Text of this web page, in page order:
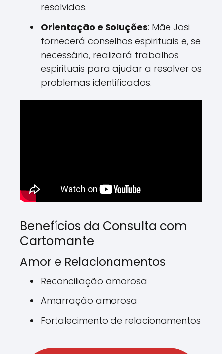
resolvidos.
Orientação e Soluções: Mãe Josi
fornecerá conselhos espirituais e, se
necessário, realizará trabalhos
espirituais para ajudar a resolver os
problemas identificados.
Benefícios da Consulta com
Cartomante
Amor e Relacionamentos
Reconciliação amorosa
Amarração amorosa
Fortalecimento de relacionamentos